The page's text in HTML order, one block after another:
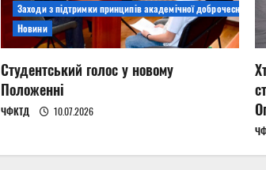
Заходи з підтримки принципів академічної доброчесності
Новини
Студентський голос у новому
Положенні
ЧФКТД 10.07.2026